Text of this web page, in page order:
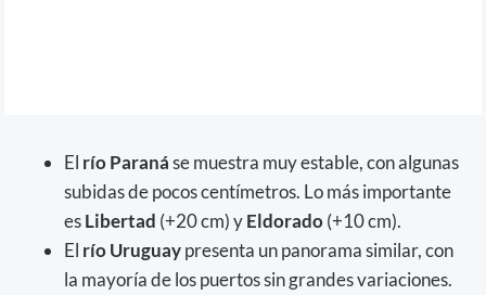
El río Paranáse muestra muy estable, con algunas
subidas de pocos centímetros. Lo más importante
esLibertad (+20 cm) yEldorado(+10 cm).
El río Uruguaypresenta un panorama similar, con
la mayoría de los puertos sin grandes variaciones.